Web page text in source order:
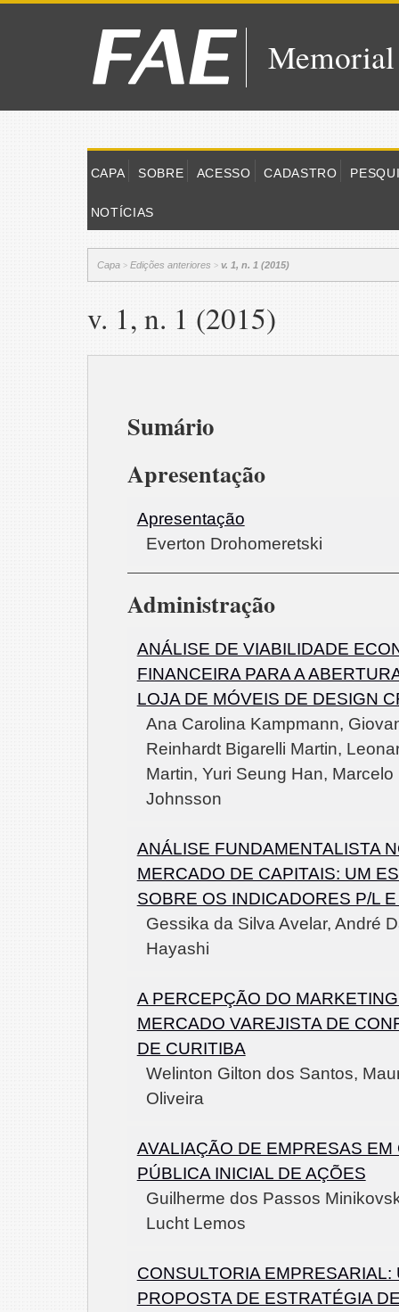
Memorial
CAPA SOBRE ACESSO CADASTRO
NOTÍCIAS
Capa > Edições anteriores > v. 1, n. 1 (2015)
v. 1, n. 1 (2015)
Sumário
Apresentação
Apresentação
Everton Drohomeretski
Administração
ANÁLISE DE VIABILIDADE
FINANCEIRA PARA A
LOJA DE MÓVEIS DE DESIGN
Ana Carolina Kampmann,
Reinhardt Bigarelli Martin,
Martin, Yuri Seung Han,
Johnsson
ANÁLISE FUNDAMENTALISTA
MERCADO DE CAPITAIS: UM
SOBRE OS INDICADORES P/L
Gessika da Silva Avelar, André
Hayashi
A PERCEPÇÃO DO
MERCADO VAREJISTA DE
DE CURITIBA
Welinton Gilton dos Santos,
Oliveira
AVALIAÇÃO DE EMPRESAS EM
PÚBLICA INICIAL DE AÇÕES
Guilherme dos Passos
Lucht Lemos
CONSULTORIA EMPRESARIAL:
PROPOSTA DE ESTRATÉGIA